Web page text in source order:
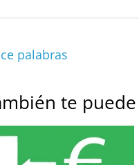
l s
p
p
palabras
te